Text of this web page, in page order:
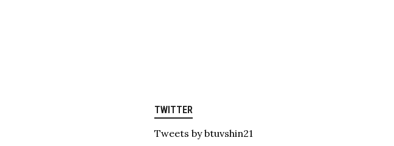
TWITTER
Tweets by btuvshin21